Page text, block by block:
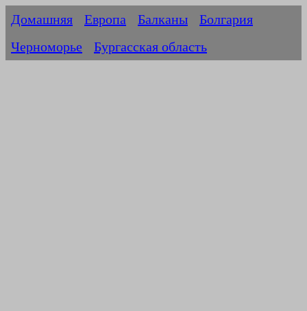
Домашняя Европа Балканы
Болгария
Черноморье
Бургасская область